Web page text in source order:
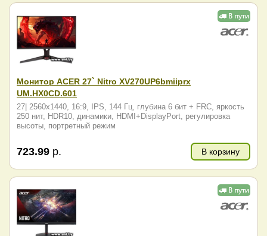
Монитор ACER 27` Nitro XV270UP6bmiiprx
UM.HX0CD.601
27| 2560x1440, 16:9, IPS, 144 Гц, глубина 6 бит + FRC, яркость
250 нит, HDR10, динамики, HDMI+DisplayPort, регулировка
высоты, портретный режим
723.99 р. В корзину